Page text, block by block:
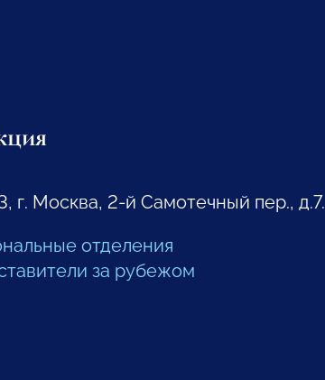
г. Москва, 2-й Самотечный пер., д.7.
отделения
за рубежом